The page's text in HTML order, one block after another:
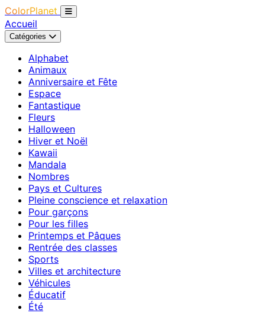
ColorPlanet
Accueil
Catégories
Alphabet
Animaux
Anniversaire et Fête
Espace
Fantastique
Fleurs
Halloween
Hiver et Noël
Kawaii
Mandala
Nombres
Pays et Cultures
Pleine conscience et relaxation
Pour garçons
Pour les filles
Printemps et Pâques
Rentrée des classes
Sports
Villes et architecture
Véhicules
Éducatif
Été